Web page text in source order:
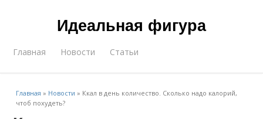
Идеальная фигура
Главная Новости Статьи
Главная » Новости » Ккал в день количество. Сколько надо калорий,
чтоб похудеть?